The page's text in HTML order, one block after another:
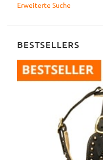
Erweiterte Suche
BESTSELLERS